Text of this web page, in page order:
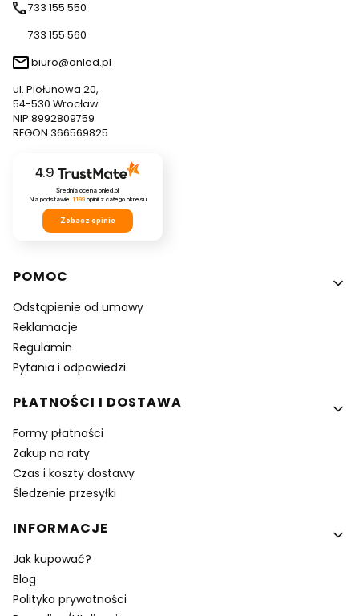
733 155 550
733 155 560
biuro@onled.pl
ul. Piołunowa 20,
54-530 Wrocław
NIP 8992809759
REGON 366569825
4.9
Średnia ocena onled.pl
Na podstawie 1199opinii z całego okresu
Zobacz opinie
Linki w stopce
POMOC
Odstąpienie od umowy
Reklamacje
Regulamin
Pytania i odpowiedzi
PŁATNOŚCI I DOSTAWA
Formy płatności
Zakup na raty
Czas i koszty dostawy
Śledzenie przesyłki
INFORMACJE
Jak kupować?
Blog
Polityka prywatności